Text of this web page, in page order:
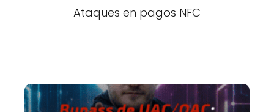
Ataques en pagos NFC